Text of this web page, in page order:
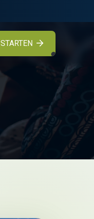
STARTEN